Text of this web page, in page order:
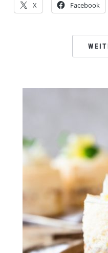
X Facebook